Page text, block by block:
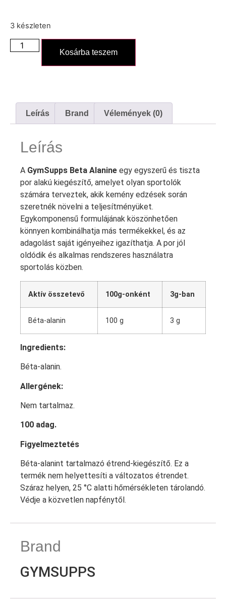
3 készleten
Kosárba teszem
Leírás Brand Vélemények (0)
Leírás
A GymSupps Beta Alanine egy egyszerű és tiszta
por alakú kiegészítő, amelyet olyan sportolók
számára terveztek, akik kemény edzések során
szeretnék növelni a teljesítményüket.
Egykomponensű formulájának köszönhetően
könnyen kombinálhatja más termékekkel, és az
adagolást saját igényeihez igazíthatja. A por jól
oldódik és alkalmas rendszeres használatra
sportolás közben.
Aktív összetevő 100g-onként 3g-ban
Béta-alanin 100 g 3 g
Ingredients:
Béta-alanin.
Allergének:
Nem tartalmaz.
100 adag.
Figyelmeztetés
Béta-alanint tartalmazó étrend-kiegészítő. Ez a
termék nem helyettesíti a változatos étrendet.
Száraz helyen, 25 °C alatti hőmérsékleten tárolandó.
Védje a közvetlen napfénytől.
Brand
GYMSUPPS